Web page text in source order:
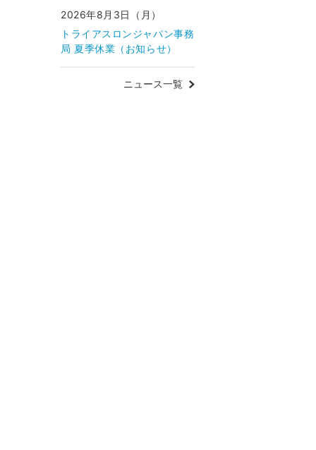
2026年8月3日（月）
トライアスロンジャパン事務
局 夏季休業（お知らせ）
ニュース一覧